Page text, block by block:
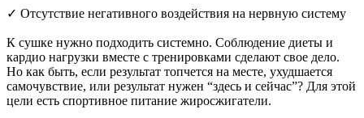
✓ Отсутствие негативного воздействия на нервную систему
К сушке нужно подходить системно. Соблюдение диеты и
кардио нагрузки вместе с тренировками сделают свое дело.
Но как быть, если результат топчется на месте, ухудшается
самочувствие, или результат нужен “здесь и сейчас”? Для этой
цели есть спортивное питание жиросжигатели.